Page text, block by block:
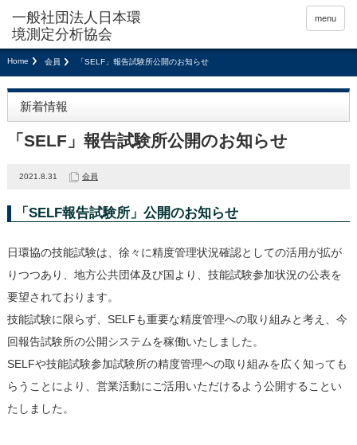
menu
Home 会員 「SELF」報告試験所公開のお知らせ
新着情報
「SELF」報告試験所公開のお知らせ
2021.8.31 会員
「SELF報告試験所」公開のお知らせ
日環協の技能試験は、徐々に精度管理状況確認としての活用が拡が
りつつあり、地方公共団体及び国より、技能試験参加状況の公表を
要望されております。
技能試験に限らず、SELFも重要な精度管理への取り組みと考え、今
回報告試験所の公開システムを稼働いたしました。
SELFや技能試験参加試験所の精度管理への取り組みを広く知っても
らうことにより、営業活動にご活用いただけるよう公開することい
たしました。